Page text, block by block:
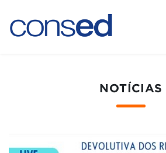
NOTÍCIAS